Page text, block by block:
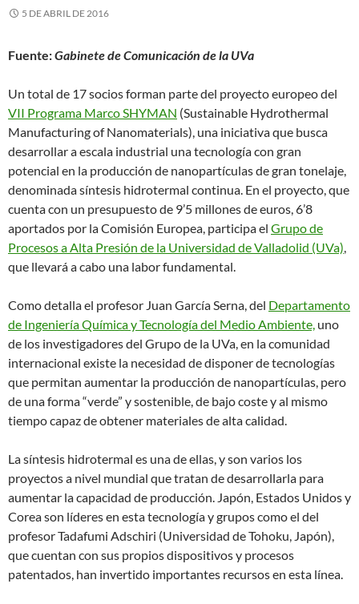
5 DE ABRIL DE 2016
Fuente:Gabinete de Comunicación de la UVa
Un total de 17 socios forman parte del proyecto europeo del
VII Programa Marco SHYMAN (Sustainable Hydrothermal
Manufacturing of Nanomaterials), una iniciativa que busca
desarrollar a escala industrial una tecnología con gran
potencial en la producción de nanopartículas de gran tonelaje,
denominada síntesis hidrotermal continua. En el proyecto, que
cuenta con un presupuesto de 9’5 millones de euros, 6’8
aportados por la Comisión Europea, participa el Grupo de
Procesos a Alta Presión de la Universidad de Valladolid (UVa),
que llevará a cabo una labor fundamental.
Como detalla el profesor Juan García Serna, del Departamento
de Ingeniería Química y Tecnología del Medio Ambiente, uno
de los investigadores del Grupo de la UVa, en la comunidad
internacional existe la necesidad de disponer de tecnologías
que permitan aumentar la producción de nanopartículas, pero
de una forma “verde” y sostenible, de bajo coste y al mismo
tiempo capaz de obtener materiales de alta calidad.
La síntesis hidrotermal es una de ellas, y son varios los
proyectos a nivel mundial que tratan de desarrollarla para
aumentar la capacidad de producción. Japón, Estados Unidos y
Corea son líderes en esta tecnología y grupos como el del
profesor Tadafumi Adschiri (Universidad de Tohoku, Japón),
que cuentan con sus propios dispositivos y procesos
patentados, han invertido importantes recursos en esta línea.